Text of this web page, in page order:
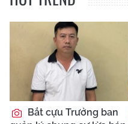
Bắt cựu Trưởng ban